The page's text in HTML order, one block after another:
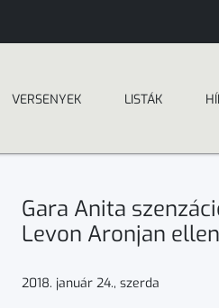
VERSENYEK LISTÁK
Gara Anita
Levon Aronjan
2018. január 24., szerda